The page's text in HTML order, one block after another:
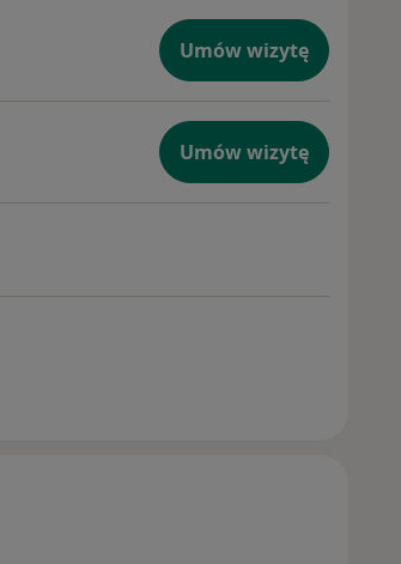
Umów wizytę
Umów wizytę